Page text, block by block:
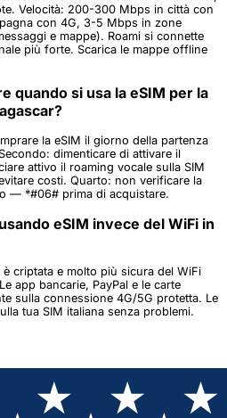
Velocità: 200-300 Mbps in città con
con 4G, 3-5 Mbps in zone
e mappe). Roami si connette
più forte. Scarica le mappe offline
quando si usa la eSIM per la
la eSIM il giorno della partenza
dimenticare di attivare il
attivo il roaming vocale sulla SIM
costi. Quarto: non verificare la
— *#06# prima di acquistare.
eSIM invece del WiFi in
criptata e molto più sicura del WiFi
app bancarie, PayPal e le carte
sulla connessione 4G/5G protetta. Le
tua SIM italiana senza problemi.